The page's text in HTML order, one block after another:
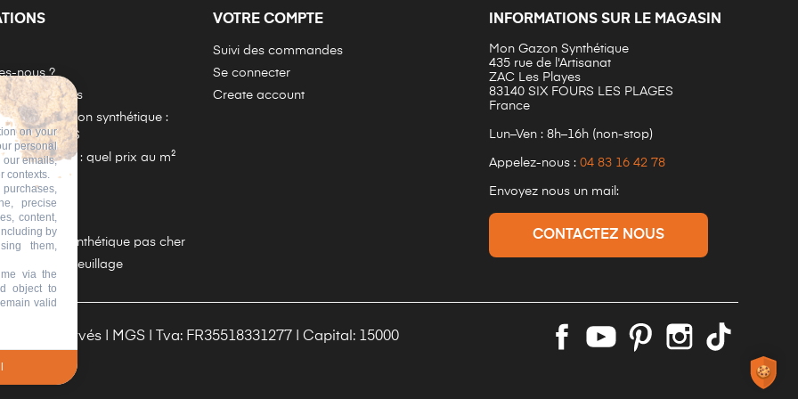
nous ?
Garantie Mgs
du gazon synthétique :
MGS
Synthétique : quel prix au m²
nous
de gazon synthétique pas cher
Artificiel & Feuillage
VOTRE COMPTE
Suivi des commandes
Se connecter
Create account
INFORMATIONS SUR LE MAGASIN
Mon Gazon Synthétique
435 rue de l'Artisanat
ZAC Les Playes
83140 SIX FOURS LES PLAGES
France
Lun–Ven : 8h–16h (non-stop)
Appelez-nous : 04 83 16 42 78
Envoyez nous un mail:
CONTACTEZ NOUS
Droits Réservés | MGS | Tva: FR35518331277 | Capital: 15000
on your
personal
our emails,
contexts.
precise
content,
by
them,
via the
object to
valid